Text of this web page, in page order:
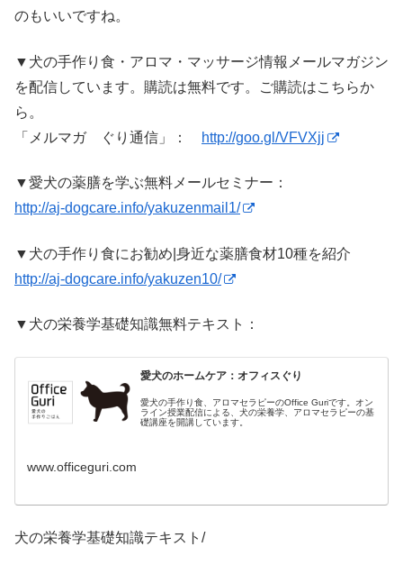
のもいいですね。
▼犬の手作り食・アロマ・マッサージ情報メールマガジン
を配信しています。購読は無料です。ご購読はこちらか
ら。
「メルマガ ぐり通信」：
http://goo.gl/VFVXjj
▼愛犬の薬膳を学ぶ無料メールセミナー：
http://aj-dogcare.info/yakuzenmail1/
▼犬の手作り食にお勧め|身近な薬膳食材10種を紹介
http://aj-dogcare.info/yakuzen10/
▼犬の栄養学基礎知識無料テキスト：
愛犬のホームケア：オフィスぐり
愛犬の手作り食、アロマセラピーのOffice Guriです。オン
ライン授業配信による、犬の栄養学、アロマセラピーの基
礎講座を開講しています。
www.officeguri.com
犬の栄養学基礎知識テキスト/